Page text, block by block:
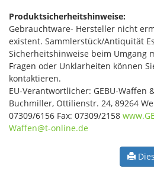
Produktsicherheitshinweise:
Gebrauchtware- Hersteller nicht
existent. Sammlerstück/Antiquität
Sicherheitshinweise beim Umgang
Fragen oder Unklarheiten können
kontaktieren.
EU-Verantwortlicher: GEBU-Waffen
Buchmiller, Ottilienstr. 24, 89264
07309/6156 Fax: 07309/2158
Waffen@t-online.de